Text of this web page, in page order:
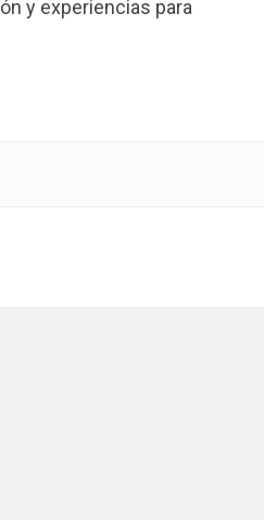
y experiencias para